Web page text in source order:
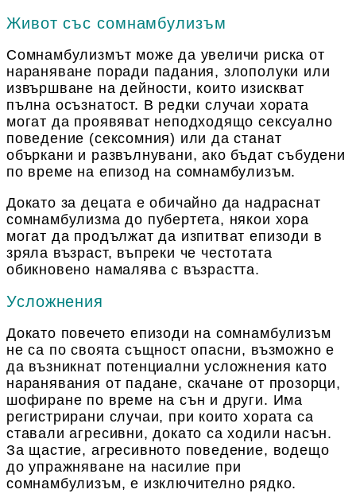
Живот със сомнамбулизъм
Сомнамбулизмът може да увеличи риска от
нараняване поради падания, злополуки или
извършване на дейности, които изискват
пълна осъзнатост. В редки случаи хората
могат да проявяват неподходящо сексуално
поведение (сексомния) или да станат
объркани и развълнувани, ако бъдат събудени
по време на епизод на сомнамбулизъм.
Докато за децата е обичайно да надраснат
сомнамбулизма до пубертета, някои хора
могат да продължат да изпитват епизоди в
зряла възраст, въпреки че честотата
обикновено намалява с възрастта.
Усложнения
Докато повечето епизоди на сомнамбулизъм
не са по своята същност опасни, възможно е
да възникнат потенциални усложнения като
наранявания от падане, скачане от прозорци,
шофиране по време на сън и други. Има
регистрирани случаи, при които хората са
ставали агресивни, докато са ходили насън.
За щастие, агресивното поведение, водещо
до упражняване на насилие при
сомнамбулизъм, е изключително рядко.